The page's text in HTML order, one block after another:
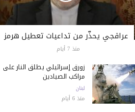
عراقجي يحذّر من تداعيات تعطيل هرمز
منذ 7 أيام
زورق إسرائيلي يطلق النار على
مراكب الصيادين
لبنان
منذ 6 أيام